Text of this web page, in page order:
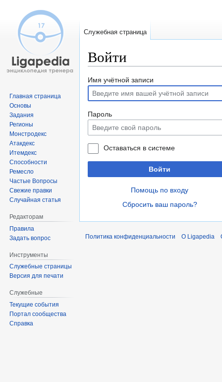
Войти
Перейти
навигации
Перейти
поиску
Имя учётной записи
Пароль
Оставаться в системе
Войти
Помощь по входу
Сбросить ваш пароль?
Служебная страница
Главная страница
Основы
Задания
Регионы
Монстродекс
Атакдекс
Итемдекс
Способности
Ремесло
Частые Вопросы
Свежие правки
Случайная статья
Редакторам
Правила
Задать вопрос
Инструменты
Служебные страницы
Версия для печати
Служебные
Текущие события
Портал сообщества
Справка
Политика конфиденциальности О Ligapedia